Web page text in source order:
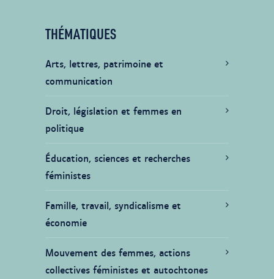
THÉMATIQUES
Arts, lettres, patrimoine et
communication
Droit, législation et femmes en
politique
Éducation, sciences et recherches
féministes
Famille, travail, syndicalisme et
économie
Mouvement des femmes, actions
collectives féministes et autochtones